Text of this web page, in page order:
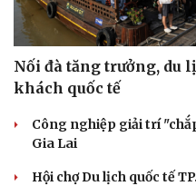
Nối đà tăng trưởng, du
khách quốc tế
Công nghiệp giải trí
Gia Lai
Hội chợ Du lịch quốc tế